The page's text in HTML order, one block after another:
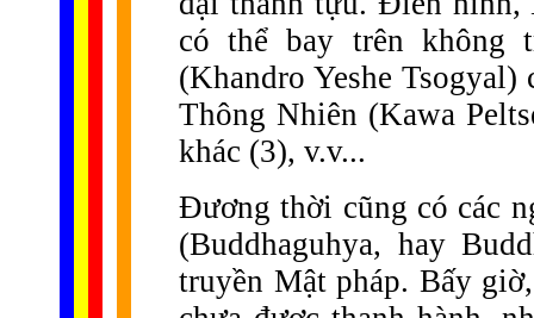
có thể bay trên không
(Khandro Yeshe
Thông Nhiên (Kawa
khác (3), v.v...
Đương thời cũng có các
(Buddhaguhya, hay
truyền Mật pháp. Bấy